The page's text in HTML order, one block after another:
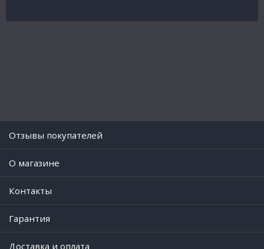
Отзывы покупателей
O магазине
Контакты
Гарантия
Доставка и оплата